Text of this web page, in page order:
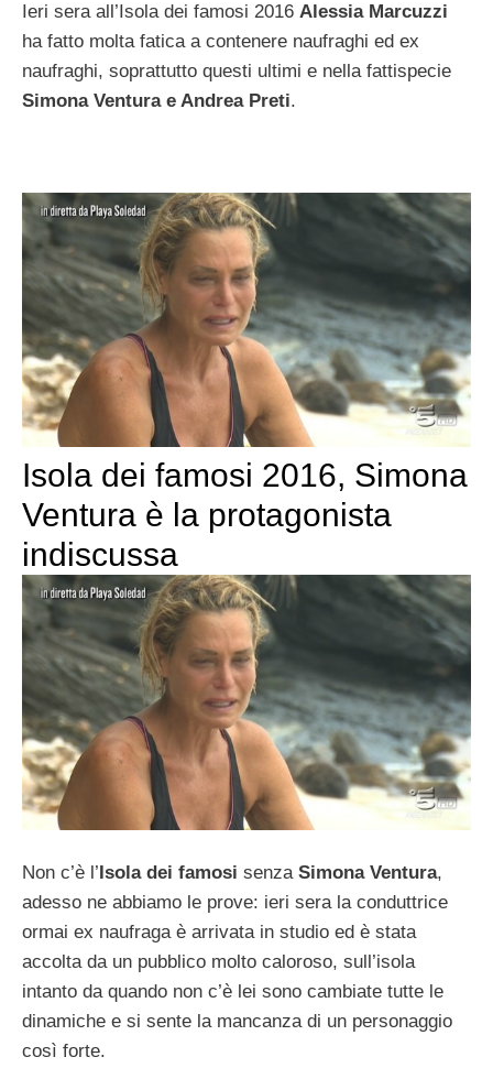
Ieri sera all’Isola dei famosi 2016 Alessia Marcuzzi
ha fatto molta fatica a contenere naufraghi ed ex
naufraghi, soprattutto questi ultimi e nella fattispecie
Simona Ventura e Andrea Preti.
Isola dei famosi 2016, Simona
Ventura è la protagonista
indiscussa
Non c’è l’Isola dei famosi senzaSimona Ventura,
adesso ne abbiamo le prove: ieri sera la conduttrice
ormai ex naufraga è arrivata in studio ed è stata
accolta da un pubblico molto caloroso, sull’isola
intanto da quando non c’è lei sono cambiate tutte le
dinamiche e si sente la mancanza di un personaggio
così forte.